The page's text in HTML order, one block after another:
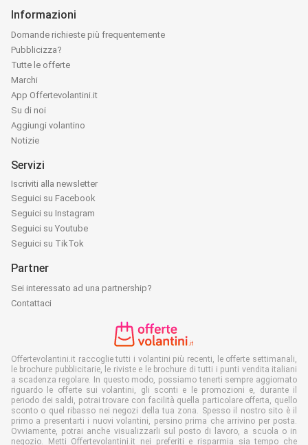
Informazioni
Domande richieste più frequentemente
Pubblicizza?
Tutte le offerte
Marchi
App Offertevolantini.it
Su di noi
Aggiungi volantino
Notizie
Servizi
Iscriviti alla newsletter
Seguici su Facebook
Seguici su Instagram
Seguici su Youtube
Seguici su TikTok
Partner
Sei interessato ad una partnership?
Contattaci
Offertevolantini.it raccoglie tutti i volantini più recenti, le offerte settimanali,
le brochure pubblicitarie, le riviste e le brochure di tutti i punti vendita italiani
a scadenza regolare. In questo modo, possiamo tenerti sempre aggiornato
riguardo le offerte sui volantini, gli sconti e le promozioni e, durante il
periodo dei saldi, potrai trovare con facilità quella particolare offerta, quello
sconto o quel ribasso nei negozi della tua zona. Spesso il nostro sito è il
primo a presentarti i nuovi volantini, persino prima che arrivino per posta.
Ovviamente, potrai anche visualizzarli sul posto di lavoro, a scuola o in
negozio. Metti Offertevolantini.it nei preferiti e risparmia sia tempo che